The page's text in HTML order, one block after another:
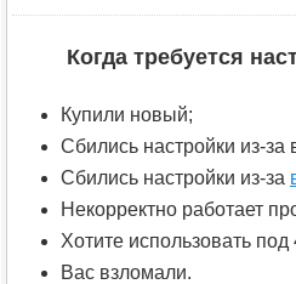
Когда требуется
Купили новый;
Сбились настройки из-за
Cбились настройки из-за
Некорректно работает
Хотите использовать
Вас взломали.